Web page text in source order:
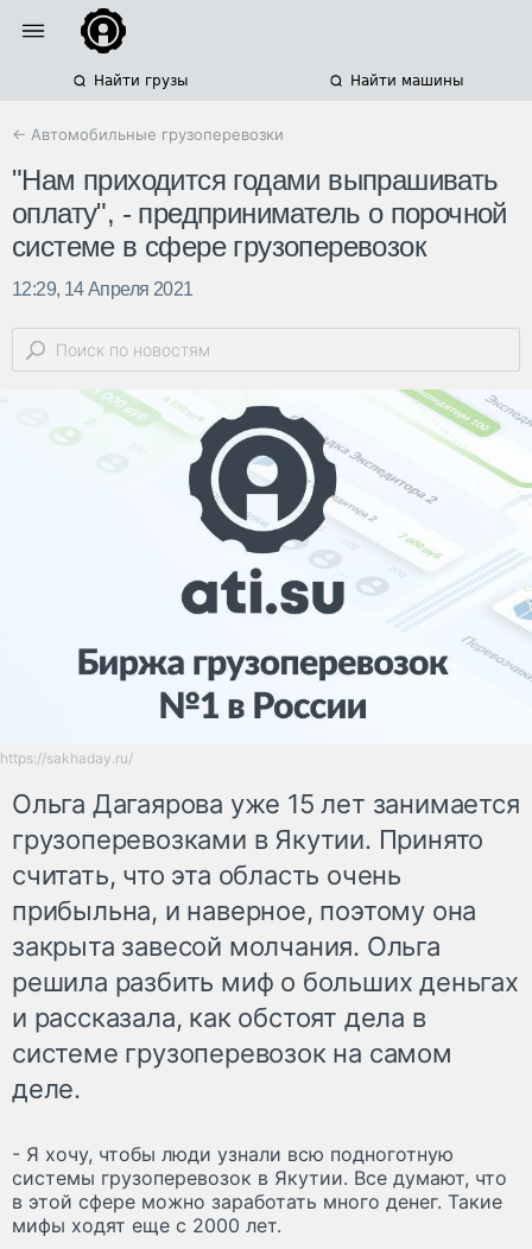
Найти грузы Найти машины
← Автомобильные грузоперевозки
"Нам приходится годами выпрашивать
оплату", - предприниматель о порочной
системе в сфере грузоперевозок
12:29, 14 Апреля 2021
https://sakhaday.ru/
Ольга Дагаярова уже 15 лет занимается
грузоперевозками в Якутии. Принято
считать, что эта область очень
прибыльна, и наверное, поэтому она
закрыта завесой молчания. Ольга
решила разбить миф о больших деньгах
и рассказала, как обстоят дела в
системе грузоперевозок на самом
деле.
- Я хочу, чтобы люди узнали всю подноготную
системы грузоперевозок в Якутии. Все думают, что
в этой сфере можно заработать много денег. Такие
мифы ходят еще с 2000 лет.